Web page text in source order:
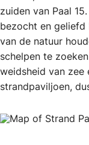
zuiden van Paal
bezocht en geliefd
van de natuur
schelpen te
weidsheid van zee
strandpaviljoen,